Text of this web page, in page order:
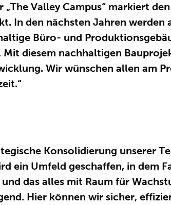
Valley Campus“ markiert
In den nächsten Jahren werden
Büro- und
diesem nachhaltigen
Wir wünschen allen am
Konsolidierung unserer
ein Umfeld geschaffen, in dem
das alles mit Raum für
Hier können wir sicher,